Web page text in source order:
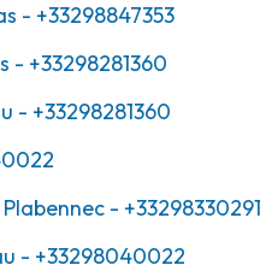
- +33298847353
- +33298281360
- +33298281360
Plabennec - +33298330291
- +33298040022